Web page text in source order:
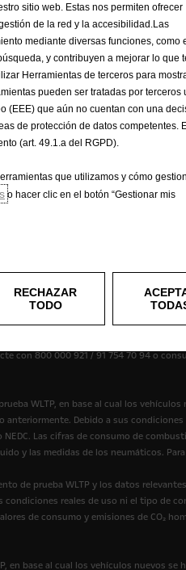
de consumo Información legal
actualizada. Opel garantiza la
o mostrado puede no estar
la información más actual contacte
adicional. La información es vigente
una aproximación a los colores
con 800 000 921 / 91 754 70 94 o
WLTP, en base al cual los
Debido a sus
Las cifras de consumo de
y las medidas de los neumáticos.
de prueba WLTP y los datos
reales de uso ni el tipo de
de consumo y emisiones de CO₂
base al cual los vehículos nuevos se
sitio web. Estas nos permiten ofrecer
de la red y la accesibilidad.Las
mediante diversas funciones, como
y contribuyen a mejorar lo que
Herramientas de terceros para
pueden ser tratadas por terceros
(EEE) que aún no cuentan con una
de protección de datos competentes.
(art. 49.1.a del RGPD).
que utilizamos y cómo
o hacer clic en el botón “Gestionar mis
RECHAZAR
TODO